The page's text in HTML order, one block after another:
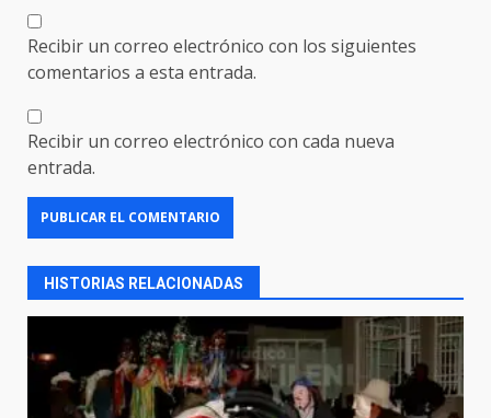
Recibir un correo electrónico con los siguientes
comentarios a esta entrada.
Recibir un correo electrónico con cada nueva
entrada.
HISTORIAS RELACIONADAS